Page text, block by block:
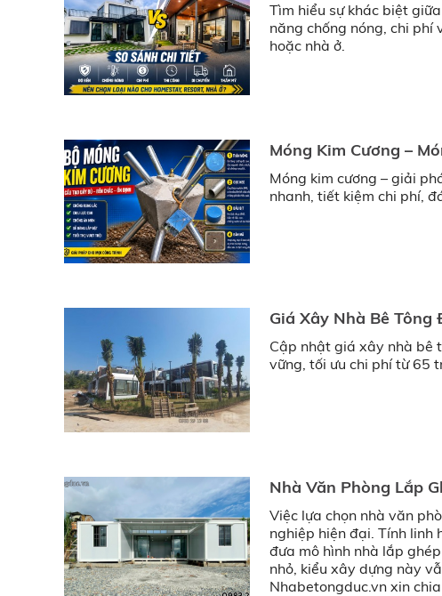
Tìm hiểu sự khác biệt
năng chống nóng, chi phí
hoặc nhà ở.
Móng Kim Cương –
Móng kim cương – giải
nhanh, tiết kiệm chi phí,
Giá Xây Nhà Bê
Cập nhật giá xây nhà bê
vững, tối ưu chi phí từ 65
Nhà Văn Phòng Lắp
Việc lựa chọn nhà văn
nghiệp hiện đại. Tính linh
đưa mô hình nhà lắp
nhỏ, kiểu xây dựng này
Nhabetongduc.vn xin